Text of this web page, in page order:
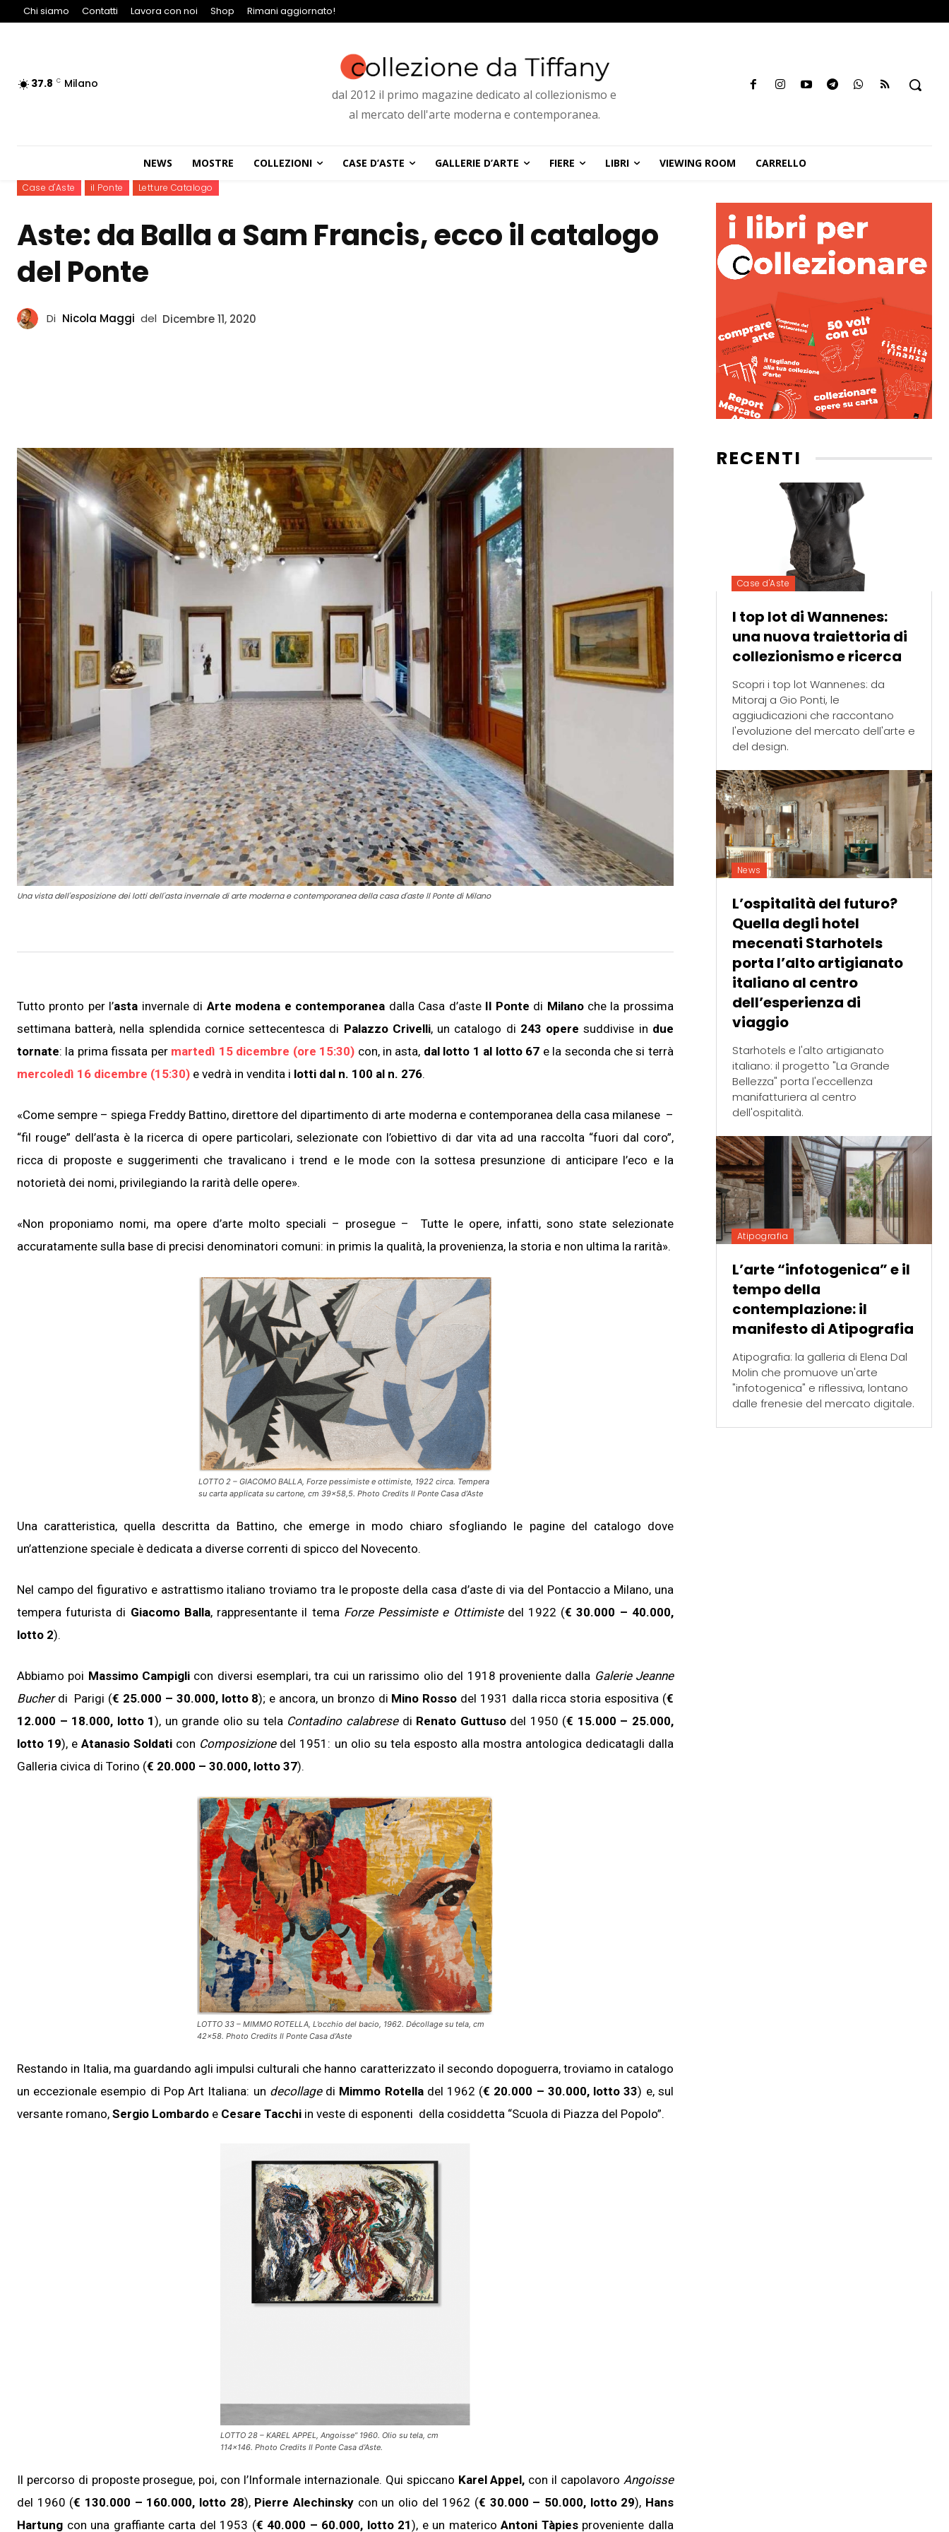
Chi siamo Contatti Lavora con noi Shop Rimani aggiornato!
37.8 C Milano
dal 2012 il primo magazine dedicato al collezionismo e
al mercato dell'arte moderna e contemporanea.
NEWS MOSTRE COLLEZIONI CASE D’ASTE GALLERIE D’ARTE FIERE LIBRI VIEWING ROOM CARRELLO
Case d'Aste il Ponte Letture Catalogo
Aste: da Balla a Sam Francis, ecco il catalogo
del Ponte
Di Nicola Maggi del Dicembre 11, 2020
Una vista dell'esposizione dei lotti dell'asta invernale di arte moderna e contemporanea della casa d'aste ll Ponte di Milano
Tutto pronto per l’asta invernale di Arte modena e contemporanea dalla Casa d’aste Il Ponte di Milanoche la prossima
settimana batterà, nella splendida cornice settecentesca di Palazzo Crivelli, un catalogo di 243 opere suddivise in due
tornate: la prima fissata per martedì 15 dicembre (ore 15:30) con, in asta, dal lotto 1 al lotto 67 e la seconda che si terrà
mercoledì 16 dicembre (15:30) e vedrà in vendita i lotti dal n. 100 al n. 276.
«Come sempre – spiega Freddy Battino, direttore del dipartimento di arte moderna e contemporanea della casa milanese –
“fil rouge” dell’asta è la ricerca di opere particolari, selezionate con l’obiettivo di dar vita ad una raccolta “fuori dal coro”,
ricca di proposte e suggerimenti che travalicano i trend e le mode con la sottesa presunzione di anticipare l’eco e la
notorietà dei nomi, privilegiando la rarità delle opere».
«Non proponiamo nomi, ma opere d’arte molto speciali – prosegue – Tutte le opere, infatti, sono state selezionate
accuratamente sulla base di precisi denominatori comuni: in primis la qualità, la provenienza, la storia e non ultima la rarità».
LOTTO 2 – GIACOMO BALLA, Forze pessimiste e ottimiste, 1922 circa. Tempera
su carta applicata su cartone, cm 39×58,5. Photo Credits Il Ponte Casa d’Aste
Una caratteristica, quella descritta da Battino, che emerge in modo chiaro sfogliando le pagine del catalogo dove
un’attenzione speciale è dedicata a diverse correnti di spicco del Novecento.
Nel campo del figurativo e astrattismo italiano troviamo tra le proposte della casa d’aste di via del Pontaccio a Milano, una
tempera futurista di Giacomo Balla, rappresentante il tema Forze Pessimiste e Ottimistedel 1922 (€ 30.000 – 40.000,
lotto 2).
Abbiamo poi Massimo Campigli con diversi esemplari, tra cui un rarissimo olio del 1918 proveniente dalla Galerie Jeanne
Bucherdi Parigi (€ 25.000 – 30.000, lotto 8); e ancora, un bronzo di Mino Rosso del 1931 dalla ricca storia espositiva (€
12.000 – 18.000, lotto 1), un grande olio su tela Contadino calabresedi Renato Guttusodel 1950 (€ 15.000 – 25.000,
lotto 19), eAtanasio Soldati con Composizione del 1951: un olio su tela esposto alla mostra antologica dedicatagli dalla
Galleria civica di Torino (€ 20.000 – 30.000, lotto 37).
LOTTO 33 – MIMMO ROTELLA, L’occhio del bacio, 1962. Décollage su tela, cm
42×58. Photo Credits Il Ponte Casa d’Aste
Restando in Italia, ma guardando agli impulsi culturali che hanno caratterizzato il secondo dopoguerra, troviamo in catalogo
un eccezionale esempio di Pop Art Italiana: un decollagedi Mimmo Rotelladel 1962 (€ 20.000 – 30.000, lotto 33) e, sul
versante romano, Sergio Lombardo e Cesare Tacchi in veste di esponenti della cosiddetta “Scuola di Piazza del Popolo”.
LOTTO 28 – KAREL APPEL, Angoisse” 1960. Olio su tela, cm
114×146. Photo Credits Il Ponte Casa d’Aste.
Il percorso di proposte prosegue, poi, con l’Informale internazionale. Qui spiccano Karel Appel, con il capolavoro Angoisse
del 1960 (€ 130.000 – 160.000, lotto 28), Pierre Alechinskycon un olio del 1962 (€ 30.000 – 50.000, lotto 29), Hans
Hartung con una graffiante carta del 1953 (€ 40.000 – 60.000, lotto 21), e un matericoAntoni Tàpiesproveniente dalla
RECENTI
Case d'Aste
I top lot di Wannenes:
una nuova traiettoria di
collezionismo e ricerca
Scopri i top lot Wannenes: da
Mitoraj a Gio Ponti, le
aggiudicazioni che raccontano
l'evoluzione del mercato dell'arte e
del design.
News
L’ospitalità del futuro?
Quella degli hotel
mecenati Starhotels
porta l’alto artigianato
italiano al centro
dell’esperienza di
viaggio
Starhotels e l'alto artigianato
italiano: il progetto "La Grande
Bellezza" porta l'eccellenza
manifatturiera al centro
dell'ospitalità.
Atipografia
L’arte “infotogenica” e il
tempo della
contemplazione: il
manifesto di Atipografia
Atipografia: la galleria di Elena Dal
Molin che promuove un'arte
"infotogenica" e riflessiva, lontano
dalle frenesie del mercato digitale.